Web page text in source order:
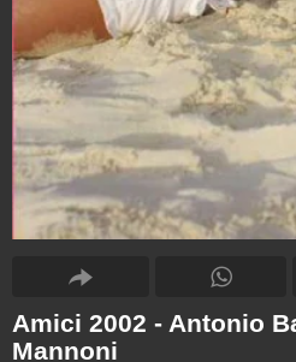
Amici 2002 - Antonio
Mannoni